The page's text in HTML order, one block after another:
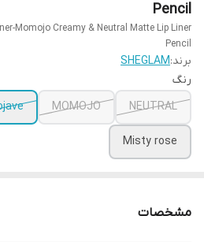
Pencil
Momojo Creamy & Neutral Matte Lip Liner
Pencil
برند:SHEGLAM
رنگ
NEUTRAL
MOMOJO
Misty rose
مشخصات